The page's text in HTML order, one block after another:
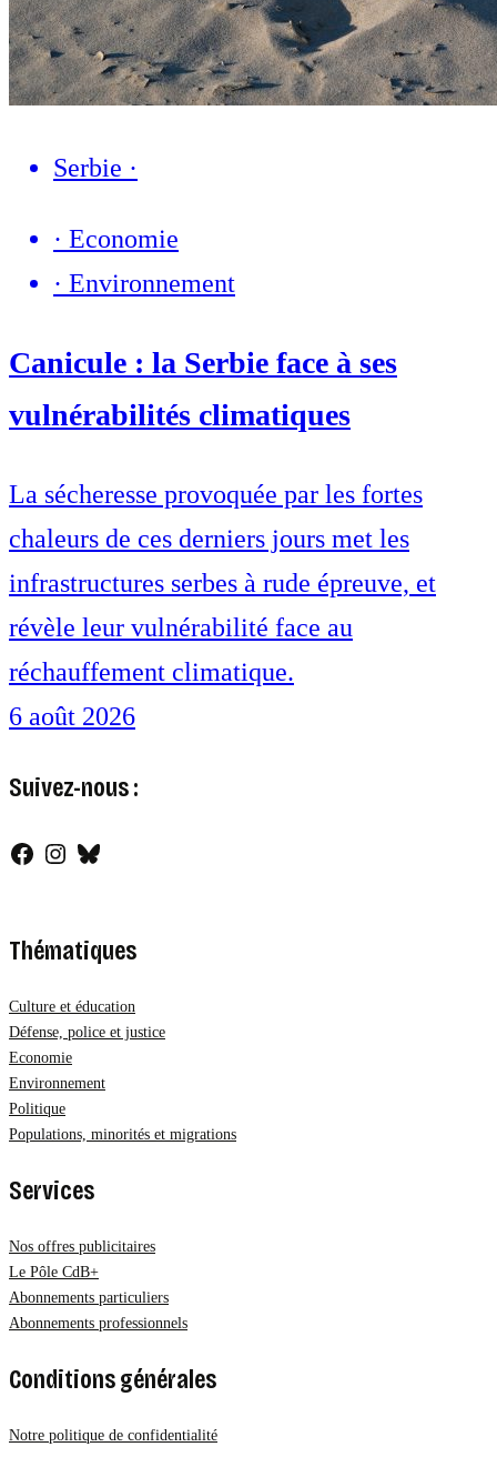
Serbie ·
· Economie
· Environnement
Canicule : la Serbie face à ses
vulnérabilités climatiques
La sécheresse provoquée par les fortes
chaleurs de ces derniers jours met les
infrastructures serbes à rude épreuve, et
révèle leur vulnérabilité face au
réchauffement climatique.
6 août 2026
Suivez-nous :
Facebook
Instagram
Bluesky
Thématiques
Culture et éducation
Défense, police et justice
Economie
Environnement
Politique
Populations, minorités et migrations
Services
Nos offres publicitaires
Le Pôle CdB+
Abonnements particuliers
Abonnements professionnels
Conditions générales
Notre politique de confidentialité